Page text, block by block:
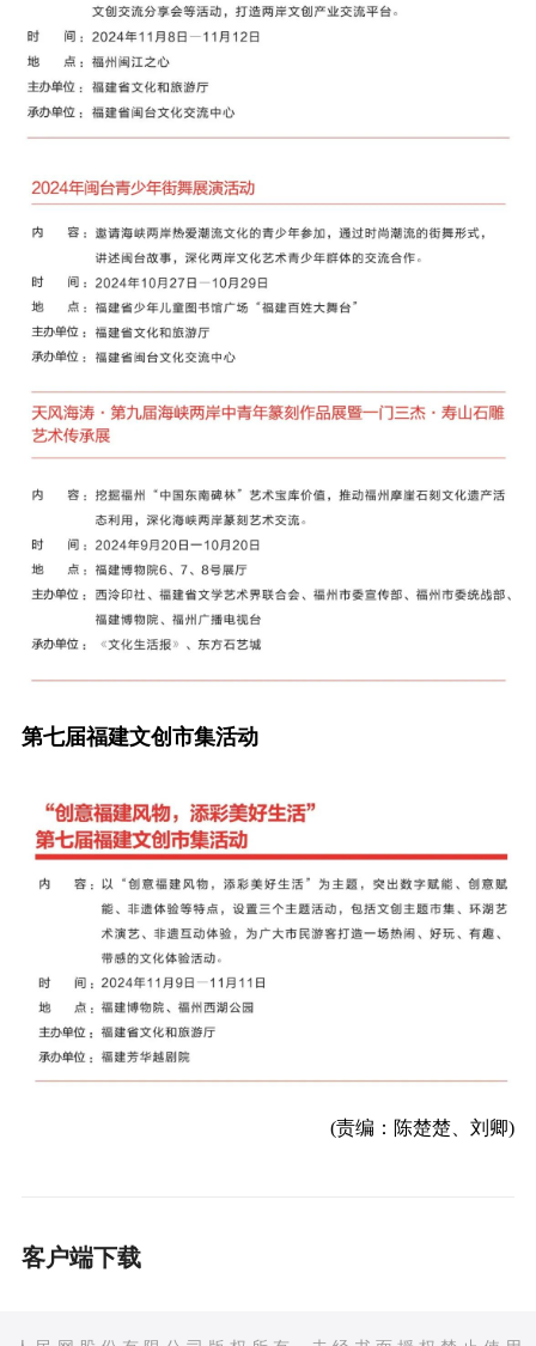
第七届福建文创市集活动
(责编：陈楚楚、刘卿)
客户端下载